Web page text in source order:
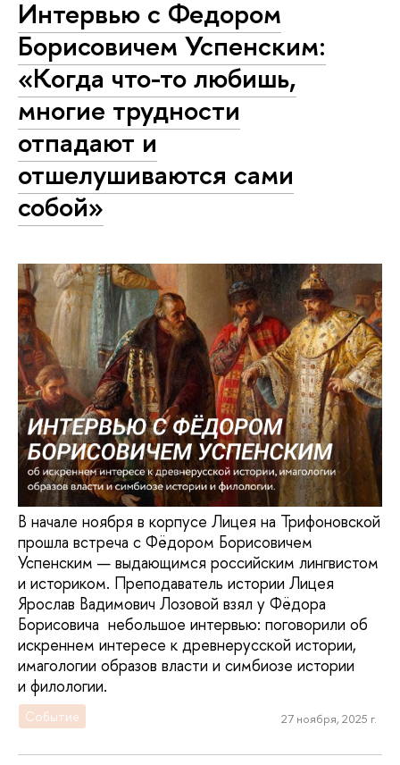
Интервью с Федором
Борисовичем Успенским:
«Когда что-то любишь,
многие трудности
отпадают и
отшелушиваются сами
собой»
В начале ноября в корпусе Лицея на Трифоновской
прошла встреча с Фёдором Борисовичем
Успенским — выдающимся российским лингвистом
и историком. Преподаватель истории Лицея
Ярослав Вадимович Лозовой взял у Фёдора
Борисовича небольшое интервью: поговорили об
искреннем интересе к древнерусской истории,
имагологии образов власти и симбиозе истории
и филологии.
Событие 27 ноября, 2025 г.